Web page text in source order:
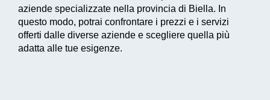
aziende specializzate nella provincia di Biella. In
questo modo, potrai confrontare i prezzi e i servizi
offerti dalle diverse aziende e scegliere quella più
adatta alle tue esigenze.